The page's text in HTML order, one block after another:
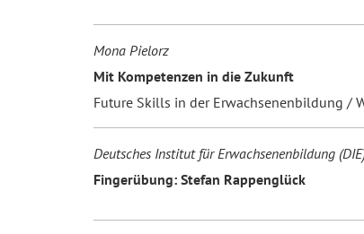
Mona Pielorz
Mit Kompetenzen in die Zukunft
Future Skills in der Erwachsenenbildung /
Deutsches Institut für Erwachsenenbildung
Fingerübung: Stefan Rappenglück